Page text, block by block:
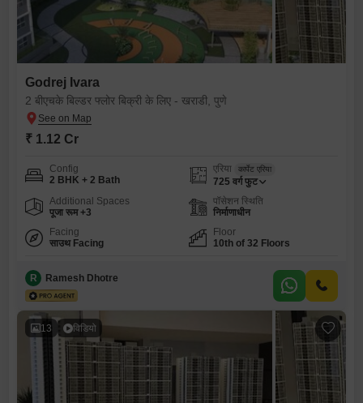
Godrej Ivara
2 बीएचके बिल्डर फ्लोर बिक्री के लिए - खराडी, पुणे
₹ 1.12 Cr
Config
2 BHK + 2 Bath
एरिया कार्पेट एरिया
725 वर्ग फुट
Additional Spaces
पूजा रूम +3
पॉसेशन स्थिति
निर्माणाधीन
Facing
साउथ Facing
Floor
10th of 32 Floors
R Ramesh Dhotre
13 विडियो